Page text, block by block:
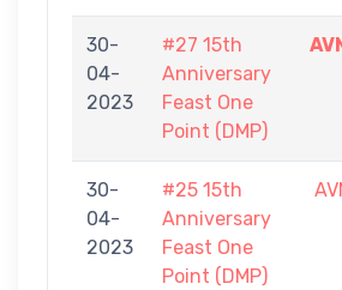
30-
04-
2023
#27 15th
Anniversary
Feast One
Point (DMP)
30-
04-
2023
#25 15th
Anniversary
Feast One
Point (DMP)